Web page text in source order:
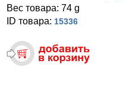
Вес товара: 74 g
ID товара: 15336